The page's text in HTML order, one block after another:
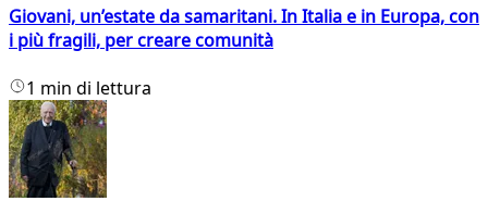
Giovani, un’estate da samaritani. In Italia e in Europa, con
i più fragili, per creare comunità
1 min di lettura